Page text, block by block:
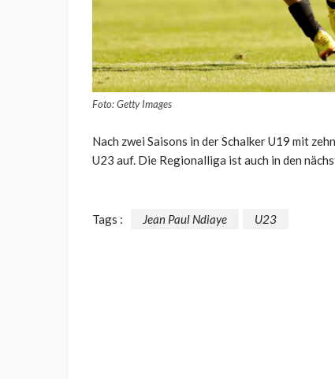
Foto: Getty Images
Nach zwei Saisons in der Schalker U19 mit
U23 auf. Die Regionalliga ist auch in den
Tags : Jean Paul Ndiaye U23